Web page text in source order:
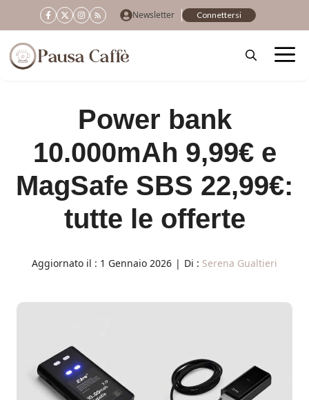
al
contenuto
Newsletter Connettersi
Power bank
10.000mAh 9,99€ e
MagSafe SBS 22,99€:
tutte le offerte
Aggiornato il : 1 Gennaio 2026 | Di : Serena Gualtieri